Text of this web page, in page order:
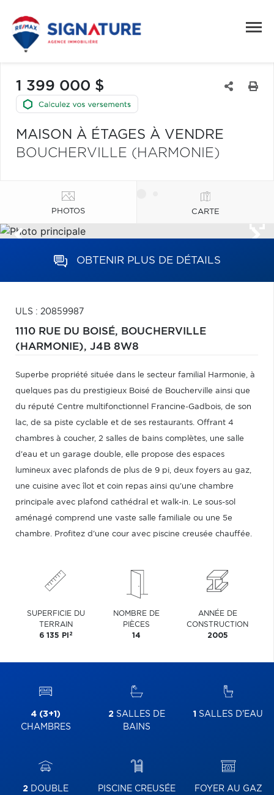
1 399 000 $
MAISON À ÉTAGES À VENDRE
BOUCHERVILLE (HARMONIE)
PHOTOS CARTE
OBTENIR PLUS DE DÉTAILS
ULS : 20859987
1110 RUE DU BOISÉ, BOUCHERVILLE
(HARMONIE), J4B 8W8
Superbe propriété située dans le secteur familial Harmonie, à
quelques pas du prestigieux Boisé de Boucherville ainsi que
du réputé Centre multifonctionnel Francine-Gadbois, de son
lac, de sa piste cyclable et de ses restaurants. Offrant 4
chambres à coucher, 2 salles de bains complètes, une salle
d'eau et un garage double, elle propose des espaces
lumineux avec plafonds de plus de 9 pi, deux foyers au gaz,
une cuisine avec îlot et coin repas ainsi qu'une chambre
principale avec plafond cathédral et walk-in. Le sous-sol
aménagé comprend une vaste salle familiale ou une 5e
chambre. Profitez d'une cour avec piscine creusée chauffée.
SUPERFICIE DU
TERRAIN
6 135 PI 2
NOMBRE DE
PIÈCES
14
ANNÉE DE
CONSTRUCTION
2005
4 (3+1)
CHAMBRES
2 SALLES DE
BAINS
1 SALLES D'EAU
2 DOUBLE
PISCINE CREUSÉE FOYER AU GAZ